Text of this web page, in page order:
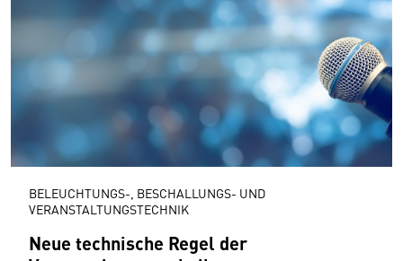
BELEUCHTUNGS-, BESCHALLUNGS- UND
VERANSTALTUNGSTECHNIK
Neue technische Regel der